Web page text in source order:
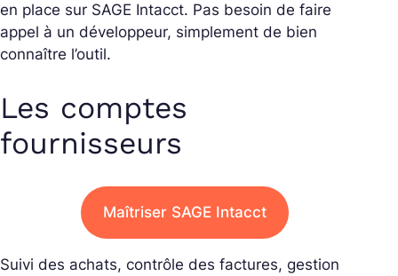
en place sur SAGE Intacct. Pas besoin de faire
appel à un développeur, simplement de bien
connaître l’outil.
Les comptes
fournisseurs
Maîtriser SAGE Intacct
Suivi des achats, contrôle des factures, gestion